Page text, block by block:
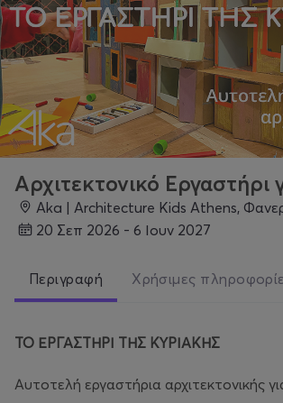
Αρχιτεκτονικό Εργαστήρι
Aka | Architecture Kids Athens, Φανερωμένης 49,
20 Σεπ 2026 - 6 Ιουν 2027
Περιγραφή Χρήσιμες
ΤΟ ΕΡΓΑΣΤΗΡΙ ΤΗΣ ΚΥΡΙΑΚΗΣ
Αυτοτελή εργαστήρια αρχιτεκτονικής